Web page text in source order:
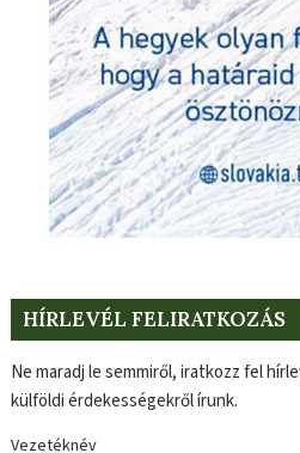
HÍRLEVÉL FELIRATKOZÁS
Ne maradj le semmiről, iratkozz fel
külföldi érdekességekről írunk.
Vezetéknév